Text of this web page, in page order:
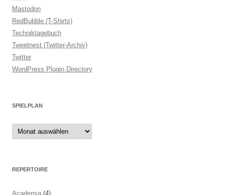
Mastodon
RedBubble (T-Shirts)
Techniktagebuch
Tweetnest (Twitter-Archiv)
Twitter
WordPress Plugin Directory
SPIELPLAN
Spielplan
REPERTOIRE
Academia (4)